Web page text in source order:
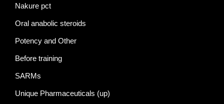
Nakure pct
Oral anabolic steroids
Potency and Other
Before training
SARMs
Unique Pharmaceuticals (up)